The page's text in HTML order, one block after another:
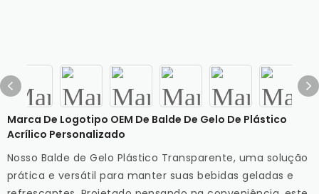
Marca De Logotipo OEM De Balde De Gelo De Plástico
Acrílico Personalizado
Nosso Balde de Gelo Plástico Transparente, uma solução
prática e versátil para manter suas bebidas geladas e